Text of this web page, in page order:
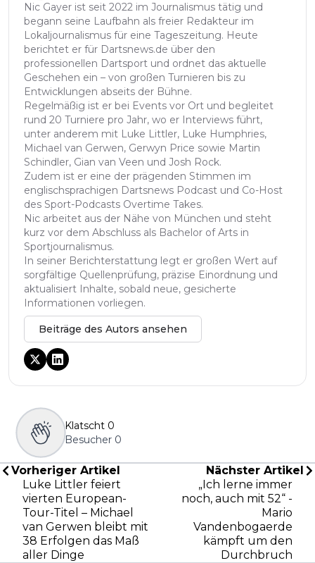
Nic Gayer ist seit 2022 im Journalismus tätig und
begann seine Laufbahn als freier Redakteur im
Lokaljournalismus für eine Tageszeitung. Heute
berichtet er für Dartsnews.de über den
professionellen Dartsport und ordnet das aktuelle
Geschehen ein – von großen Turnieren bis zu
Entwicklungen abseits der Bühne.
Regelmäßig ist er bei Events vor Ort und begleitet
rund 20 Turniere pro Jahr, wo er Interviews führt,
unter anderem mit Luke Littler, Luke Humphries,
Michael van Gerwen, Gerwyn Price sowie Martin
Schindler, Gian van Veen und Josh Rock.
Zudem ist er eine der prägenden Stimmen im
englischsprachigen Dartsnews Podcast und Co-Host
des Sport-Podcasts Overtime Takes.
Nic arbeitet aus der Nähe von München und steht
kurz vor dem Abschluss als Bachelor of Arts in
Sportjournalismus.
In seiner Berichterstattung legt er großen Wert auf
sorgfältige Quellenprüfung, präzise Einordnung und
aktualisiert Inhalte, sobald neue, gesicherte
Informationen vorliegen.
Beiträge des Autors ansehen
Klatscht 0
Besucher 0
Vorheriger Artikel
Luke Littler feiert
vierten European-
Tour-Titel – Michael
van Gerwen bleibt mit
38 Erfolgen das Maß
aller Dinge
Nächster Artikel
„Ich lerne immer
noch, auch mit 52“ -
Mario
Vandenbogaerde
kämpft um den
Durchbruch